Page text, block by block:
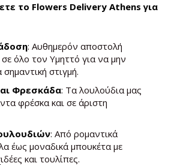
το Flowers Delivery Athens για
: Αυθημερόν αποστολή
όλο τον Υμηττό για να μην
σημαντική στιγμή.
Φρεσκάδα: Τα λουλούδια μας
φρέσκα και σε άριστη
: Από ρομαντικά
έως μοναδικά μπουκέτα με
και τουλίπες.